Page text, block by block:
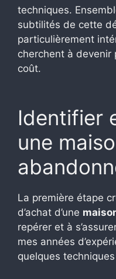
techniques.
subtilités de cette
particulièrement
cherchent à devenir
coût.
Identifier
une
La première étape
d’achat d’une
repérer et à
mes années
quelques